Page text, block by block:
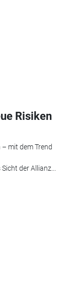
Risiken
mit dem Trend
der Allianz...